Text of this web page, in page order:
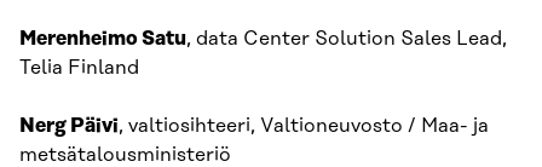
Merenheimo Satu, data Center Solution Sales Lead,
Telia Finland
Nerg Päivi, valtiosihteeri, Valtioneuvosto / Maa- ja
metsätalousministeriö